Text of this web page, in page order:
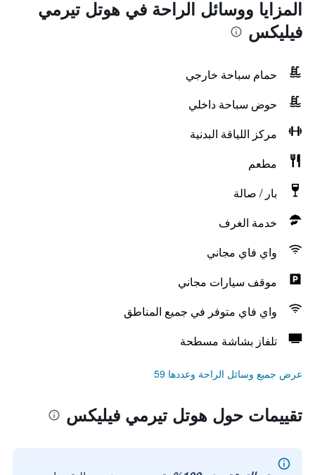
المزايا ووسائل الراحة في هوتل تيرمي
فيليكس
حمام سباحة خارجي
حوض سباحة داخلي
مركز اللياقة البدنية
مطعم
بار / صالة
خدمة الغرف
واي فاي مجاني
موقف سيارات مجاني
واي فاي متوفر في جميع المناطق
تلفاز بشاشة مسطحة
عرض جميع وسائل الراحة وعددها 59
تقييمات حول هوتل تيرمي فيليكس